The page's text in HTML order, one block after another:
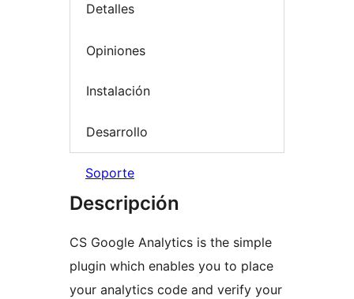
Detalles
Opiniones
Instalación
Desarrollo
Soporte
Descripción
CS Google Analytics is the simple
plugin which enables you to place
your analytics code and verify your